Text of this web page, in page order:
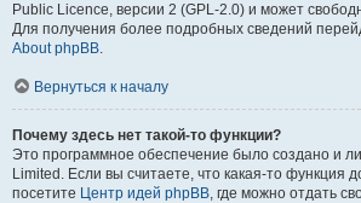
Public Licence, версии 2 (GPL-2.0) и может
Для получения более подробных сведений
About phpBB.
Вернуться к началу
Почему здесь нет такой-то функции?
Это программное обеспечение было создано и
Limited. Если вы считаете, что какая-то функция
посетите Центр идей phpBB, где можно отдать